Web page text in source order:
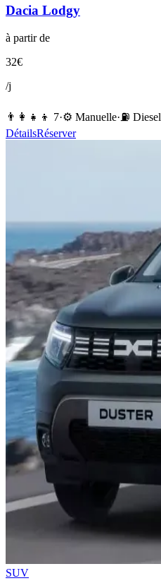
Dacia Lodgy
à partir de
32€
/j
👨‍👩‍👧‍👦 7·⚙️ Manuelle·⛽️ Diesel
DétailsRéserver
SUV